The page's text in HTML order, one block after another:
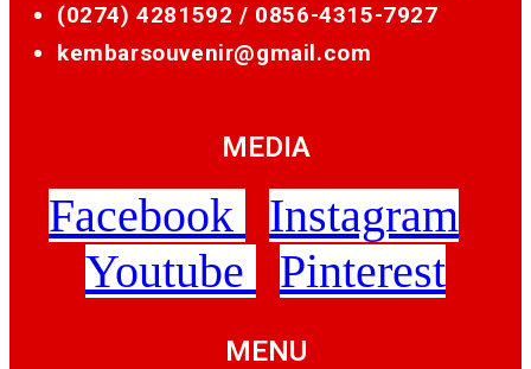
(0274) 4281592 / 0856-4315-7927
kembarsouvenir@gmail.com
MEDIA
Facebook
Instagram
Youtube
Pinterest
MENU